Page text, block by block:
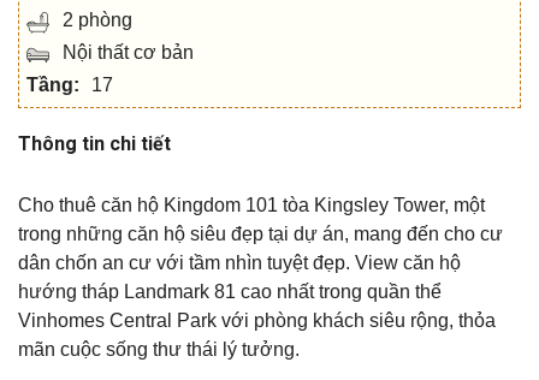
2 phòng
Nội thất cơ bản
Tầng:
17
Thông tin chi tiết
Cho thuê căn hộ Kingdom 101 tòa Kingsley Tower, một
trong những căn hộ siêu đẹp tại dự án, mang đến cho cư
dân chốn an cư với tầm nhìn tuyệt đẹp. View căn hộ
hướng tháp Landmark 81 cao nhất trong quần thể
Vinhomes Central Park với phòng khách siêu rộng, thỏa
mãn cuộc sống thư thái lý tưởng.